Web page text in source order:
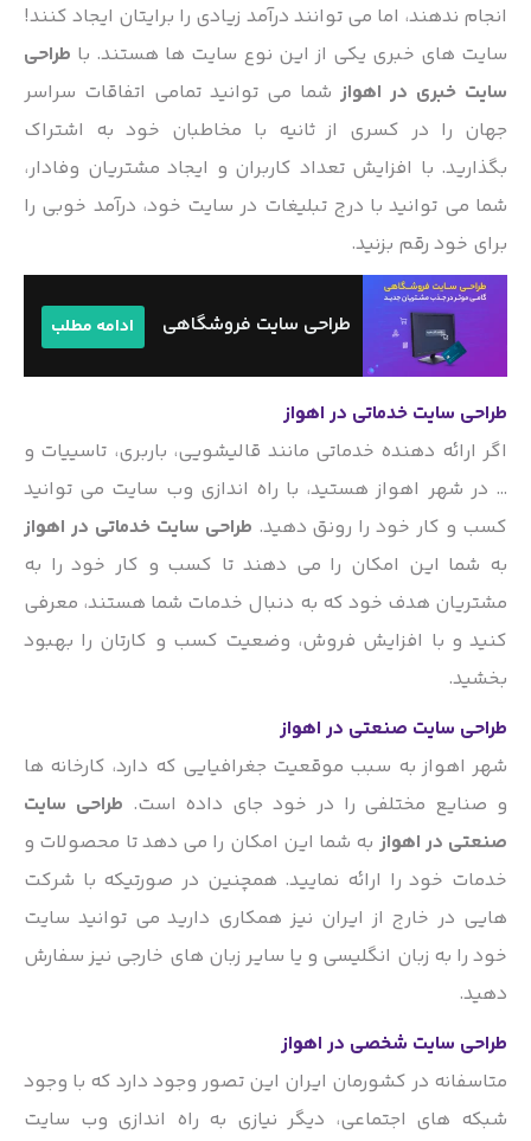
انجام ندهند، اما می توانند درآمد زیادی را برایتان ایجاد کنند!
سایت های خبری یکی از این نوع سایت ها هستند. باطراحی
سایت خبری در اهوازشما می توانید تمامی اتفاقات سراسر
جهان را در کسری از ثانیه با مخاطبان خود به اشتراک
بگذارید. با افزایش تعداد کاربران و ایجاد مشتریان وفادار،
شما می توانید با درج تبلیغات در سایت خود، درآمد خوبی را
برای خود رقم بزنید.
طراحی سایت فروشگاهی ادامه مطلب
طراحی سایت خدماتی در اهواز
اگر ارائه دهنده خدماتی مانند قالیشویی، باربری، تاسییات و
… در شهر اهواز هستید، با راه اندازی وب سایت می توانید
کسب و کار خود را رونق دهید.طراحی سایت خدماتی در اهواز
به شما این امکان را می دهند تا کسب و کار خود را به
مشتریان هدف خود که به دنبال خدمات شما هستند، معرفی
کنید و با افزایش فروش، وضعیت کسب و کارتان را بهبود
بخشید.
طراحی سایت صنعتی در اهواز
شهر اهواز به سبب موقعیت جغرافیایی که دارد، کارخانه ها
و صنایع مختلفی را در خود جای داده است.طراحی سایت
صنعتی در اهوازبه شما این امکان را می دهد تا محصولات و
خدمات خود را ارائه نمایید. همچنین در صورتیکه با شرکت
هایی در خارج از ایران نیز همکاری دارید می توانید سایت
خود را به زبان انگلیسی و یا سایر زبان های خارجی نیز سفارش
دهید.
طراحی سایت شخصی در اهواز
متاسفانه در کشورمان ایران این تصور وجود دارد که با وجود
شبکه های اجتماعی، دیگر نیازی به راه اندازی وب سایت